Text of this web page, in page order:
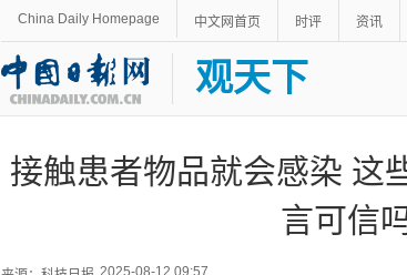
China Daily Homepage 中文网首页 时评 资讯
观天下
接触患者物品就会感染 这
言可信吗
2025-08-12 09:57